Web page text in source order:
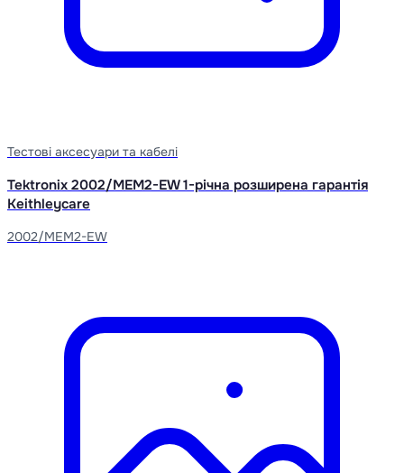
Тестові аксесуари та кабелі
Tektronix 2002/MEM2-EW 1-річна розширена гарантія
Keithleycare
2002/MEM2-EW